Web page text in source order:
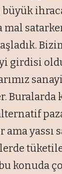
büyük
mal
girdisi
Buralarda
yassı
konuda